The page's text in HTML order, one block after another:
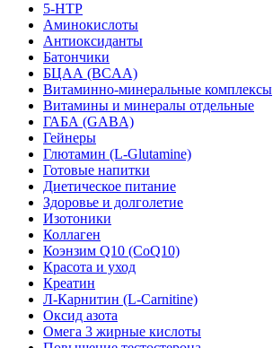
5-HTP
Аминокислоты
Антиоксиданты
Батончики
БЦАА (BCAA)
Витаминно-минеральные комплексы
Витамины и минералы отдельные
ГАБА (GABA)
Гейнеры
Глютамин (L-Glutamine)
Готовые напитки
Диетическое питание
Здоровье и долголетие
Изотоники
Коллаген
Коэнзим Q10 (CoQ10)
Красота и уход
Креатин
Л-Карнитин (L-Сarnitine)
Оксид азота
Омега 3 жирные кислоты